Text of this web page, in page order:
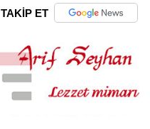
TAKİP ET